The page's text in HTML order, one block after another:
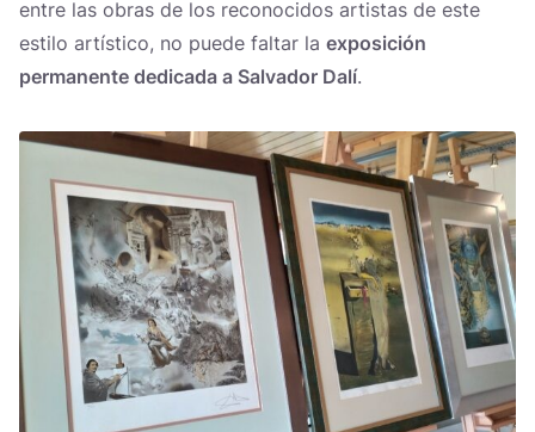
entre las obras de los reconocidos artistas de este
estilo artístico, no puede faltar la exposición
permanente dedicada a Salvador Dalí.